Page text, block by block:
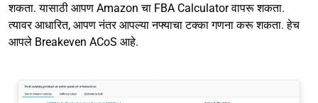
शकता. यासाठी आपण Amazon चा FBA Calculator वापरू शकता.
त्यावर आधारित, आपण नंतर आपल्या नफ्याचा टक्का गणना करू शकता. हेच
आपले Breakeven ACoS आहे.